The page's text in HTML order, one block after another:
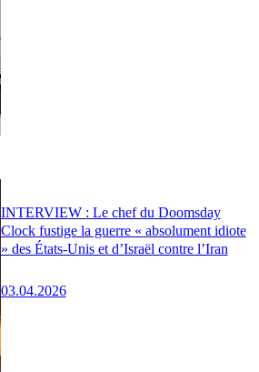
INTERVIEW : Le chef du Doomsday
Clock fustige la guerre « absolument idiote
» des États-Unis et d’Israël contre l’Iran
03.04.2026